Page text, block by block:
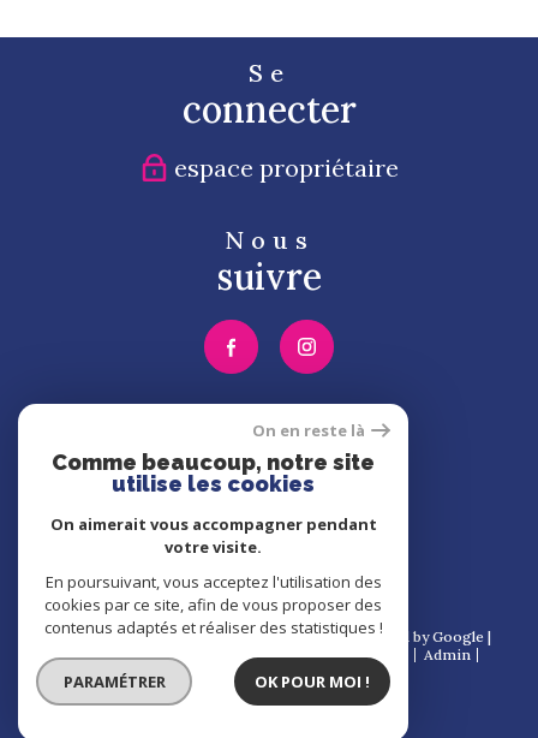
Se
connecter
espace propriétaire
Nous
suivre
Nous
adhérons
© 2026 | Tous droits réservés | Traduction powered by Google |
Nos honoraires
Plan du site Mentions légales
Admin
Partenaires
Politique RGPD Cookies
On en reste là
Comme beaucoup, notre site
utilise les cookies
On aimerait vous accompagner pendant
votre visite.
En poursuivant, vous acceptez l'utilisation des
cookies par ce site, afin de vous proposer des
contenus adaptés et réaliser des statistiques !
PARAMÉTRER OK POUR MOI !